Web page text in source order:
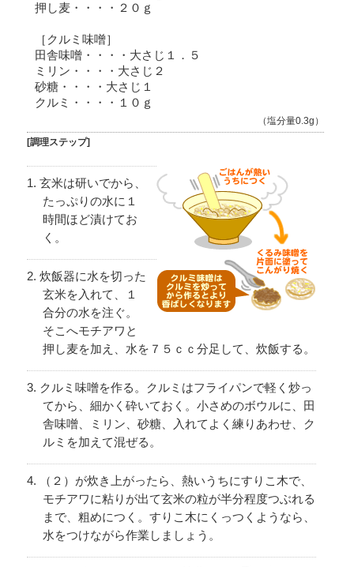
押し麦・・・・２０ｇ
［クルミ味噌］
田舎味噌・・・・大さじ１．５
ミリン・・・・大さじ２
砂糖・・・・大さじ１
クルミ・・・・１０ｇ
（塩分量0.3g）
[調理ステップ]
玄米は研いでから、
たっぷりの水に１
時間ほど漬けてお
く。
炊飯器に水を切った
玄米を入れて、１
合分の水を注ぐ。
そこへモチアワと
押し麦を加え、水を７５ｃｃ分足して、炊飯する。
クルミ味噌を作る。クルミはフライパンで軽く炒っ
てから、細かく砕いておく。小さめのボウルに、田
舎味噌、ミリン、砂糖、入れてよく練りあわせ、ク
ルミを加えて混ぜる。
（２）が炊き上がったら、熱いうちにすりこ木で、
モチアワに粘りが出て玄米の粒が半分程度つぶれる
まで、粗めにつく。すりこ木にくっつくようなら、
水をつけながら作業しましょう。